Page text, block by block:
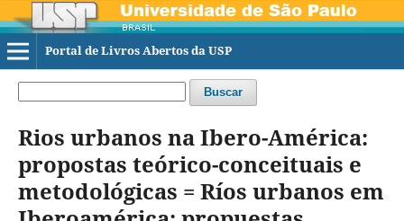
Portal de Livros Abertos da USP
Buscar
Rios urbanos na Ibero-América:
propostas teórico-conceituais e
metodológicas = Ríos urbanos em